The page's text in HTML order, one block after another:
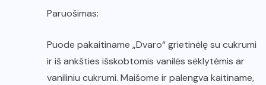
Paruošimas:
Puode pakaitiname „Dvaro“ grietinėlę su cukrumi
ir iš ankšties išskobtomis vanilės sėklytėmis ar
vaniliniu cukrumi. Maišome ir palengva kaitiname,